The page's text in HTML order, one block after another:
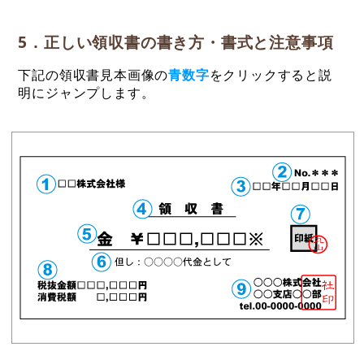
5．正しい領収書の書き方・書式と注意事項
下記の領収書見本画像の青数字をクリックすると説
明にジャンプします。